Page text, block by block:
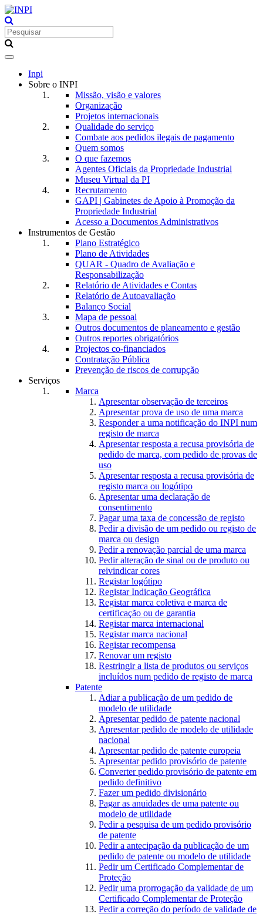
Toggle
navigation
Inpi
Sobre o INPI
Missão, visão e valores
Organização
Projetos internacionais
Qualidade do serviço
Combate aos pedidos ilegais de pagamento
Quem somos
O que fazemos
Agentes Oficiais da Propriedade Industrial
Museu Virtual da PI
Recrutamento
GAPI | Gabinetes de Apoio à Promoção da
Propriedade Industrial
Acesso a Documentos Administrativos
Instrumentos de Gestão
Plano Estratégico
Plano de Atividades
QUAR - Quadro de Avaliação e
Responsabilização
Relatório de Atividades e Contas
Relatório de Autoavaliação
Balanço Social
Mapa de pessoal
Outros documentos de planeamento e gestão
Outros reportes obrigatórios
Projectos co-financiados
Contratação Pública
Prevenção de riscos de corrupção
Serviços
Marca
Apresentar observação de terceiros
Apresentar prova de uso de uma marca
Responder a uma notificação do INPI num
registo de marca
Apresentar resposta a recusa provisória de
pedido de marca, com pedido de provas de
uso
Apresentar resposta a recusa provisória de
registo marca ou logótipo
Apresentar uma declaração de
consentimento
Pagar uma taxa de concessão de registo
Pedir a divisão de um pedido ou registo de
marca ou design
Pedir a renovação parcial de uma marca
Pedir alteração de sinal ou de produto ou
reivindicar cores
Registar logótipo
Registar Indicação Geográfica
Registar marca coletiva e marca de
certificação ou de garantia
Registar marca internacional
Registar marca nacional
Registar recompensa
Renovar um registo
Restringir a lista de produtos ou serviços
incluídos num pedido de registo de marca
Patente
Adiar a publicação de um pedido de
modelo de utilidade
Apresentar pedido de patente nacional
Apresentar pedido de modelo de utilidade
nacional
Apresentar pedido de patente europeia
Apresentar pedido provisório de patente
Converter pedido provisório de patente em
pedido definitivo
Fazer um pedido divisionário
Pagar as anuidades de uma patente ou
modelo de utilidade
Pedir a pesquisa de um pedido provisório
de patente
Pedir a antecipação da publicação de um
pedido de patente ou modelo de utilidade
Pedir um Certificado Complementar de
Proteção
Pedir uma prorrogação da validade de um
Certificado Complementar de Proteção
Pedir a correção do período de validade de